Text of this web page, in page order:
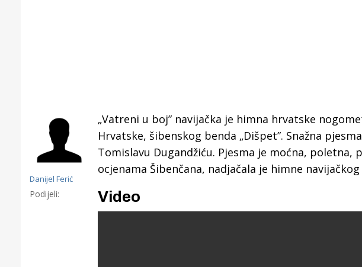
Danijel Ferić
Podijeli:
„Vatreni u boj” navijačka je himna hrvatske
Hrvatske, šibenskog benda „Dišpet”. Snažna
Tomislavu Dugandžiću. Pjesma je moćna, poletna,
ocjenama Šibenčana, nadjačala je himne navijačkog
Video